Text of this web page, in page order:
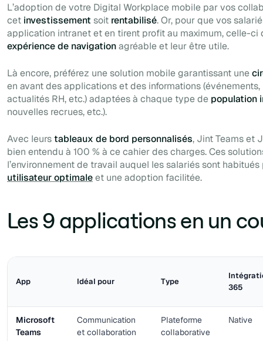
L’adoption de votre Digital Workplace mobile par vos
cet investissement soit rentabilisé. Or, pour que vos
application intranet et en tirent profit au maximum, celle-ci
expérience de navigationagréable et leur être utile.
Là encore, préférez une solution mobile garantissant une
en avant des applications et des informations
actualités RH, etc.) adaptées à chaque type de population
nouvelles recrues, etc.).
Avec leurstableaux de bord personnalisés, Jint Teams et
bien entendu à 100 % à ce cahier des charges. Ces
l’environnement de travail auquel les salariés sont habitués
utilisateur optimaleet une adoption facilitée.
Les 9 applications en un
App Idéal pour Type
365
Microsoft
Teams
Communication
et collaboration
Plateforme
collaborative
Native